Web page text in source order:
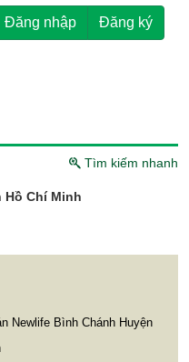
Đăng nhập Đăng ký
Tìm kiếm nhanh
Hồ Chí Minh
Newlife Bình Chánh Huyện